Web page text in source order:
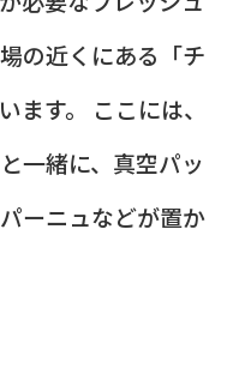
の近くにある「チ
ます。 ここには、
一緒に、真空パッ
ーニュなどが置か